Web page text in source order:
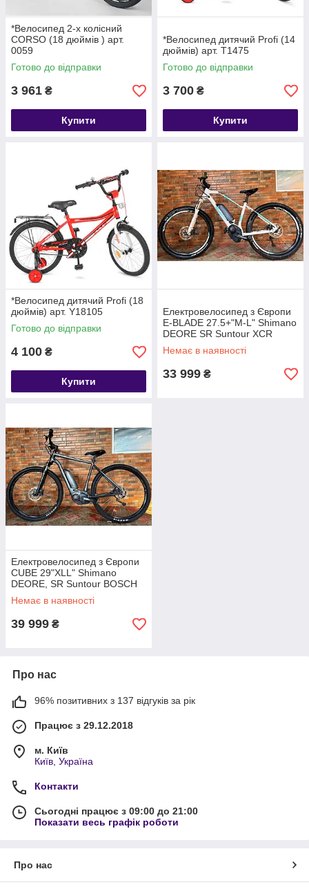
*Велосипед 2-х колісний
CORSO (18 дюймів ) арт.
0059
Готово до відправки
3 961 ₴
Купити
*Велосипед дитячий Profi (14
дюймів) арт. T1475
Готово до відправки
3 700 ₴
Купити
*Велосипед дитячий Profi (18
дюймів) арт. Y18105
Готово до відправки
4 100 ₴
Купити
Електровелосипед з Європи
E-BLADE 27.5+"M-L" Shimano
DEORE SR Suntour XCR
BOSCH
Немає в наявності
33 999 ₴
Електровелосипед з Європи
CUBE 29"XLL" Shimano
DEORE, SR Suntour BOSCH
45-50 км/год
Немає в наявності
39 999 ₴
Про нас
96% позитивних з 137 відгуків за рік
Працює з 29.12.2018
м. Київ
Київ, Україна
Контакти
Сьогодні працює з 09:00 до 21:00
Показати весь графік роботи
Про нас